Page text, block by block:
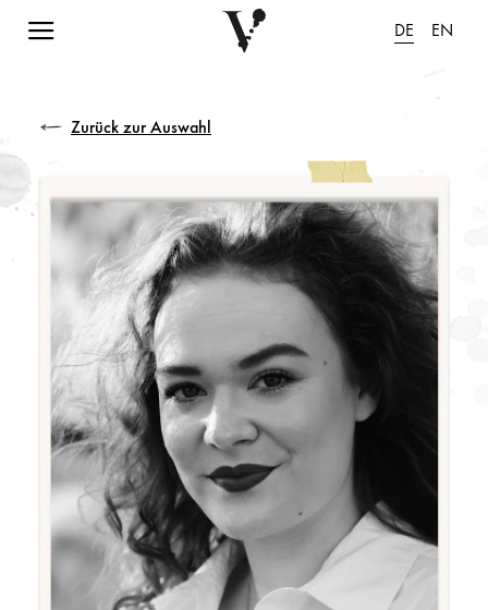
Navigation einblenden DE EN
Zurück zur Auswahl